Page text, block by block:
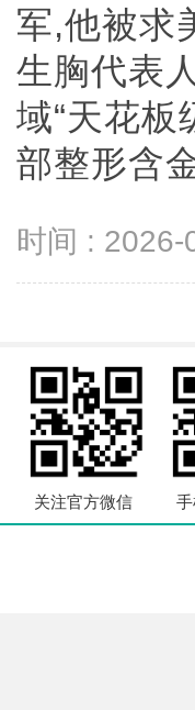
军,他被求
生胸代表
域“天花板
部整形含
时间 : 2026-
关注官方微信